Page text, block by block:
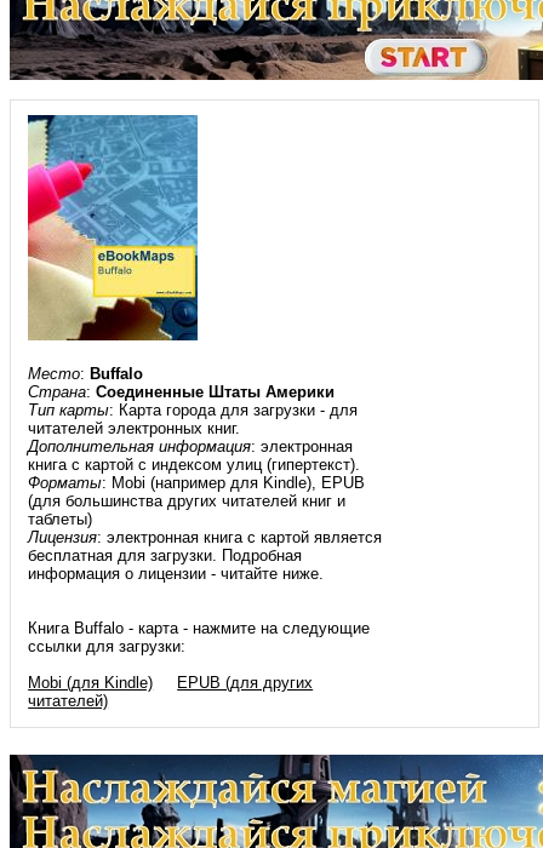
Место: Buffalo
Страна:Соединенные Штаты Америки
Тип карты: Карта города для загрузки - для
читателей электронных книг.
Дополнительная информация: электронная
книга с картой с индексом улиц (гипертекст).
Форматы: Mobi (например для Kindle), EPUB
(для большинства других читателей книг и
таблеты)
Лицензия: электронная книга с картой является
бесплатная для загрузки. Подробная
информация о лицензии - читайте ниже.
Книга Buffalo - карта - нажмите на следующие
ссылки для загрузки:
Mobi (для Kindle)
EPUB (для других
читателей)